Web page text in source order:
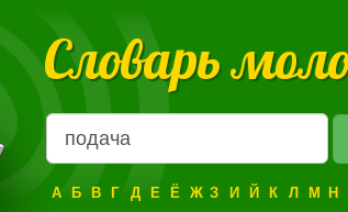
Словарь
А Б В Г Д Е Ё Ж З И Й К Л М Н